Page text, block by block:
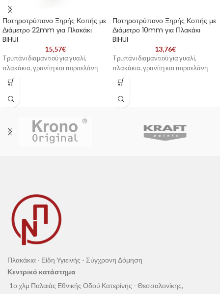
Ποτηροτρύπανο Ξηρής Κοπής με
Διάμετρο 22mm για Πλακάκι
BIHUI
15,57€
Tρυπάνι διαμαντιού για γυαλί,
πλακάκια, γρανίτη και πορσελάνη
Ποτηροτρύπανο Ξηρής Κοπής με
Διάμετρο 10mm για Πλακάκι
BIHUI
13,76€
Tρυπάνι διαμαντιού για γυαλί,
πλακάκια, γρανίτη και πορσελάνη
Πλακάκια - Είδη Υγιεινής - Σύγχρονη Δόμηση
Κεντρικό κατάστημα
1ο χλμ Παλαιάς Εθνικής Οδού Κατερίνης - Θεσσαλονίκης,